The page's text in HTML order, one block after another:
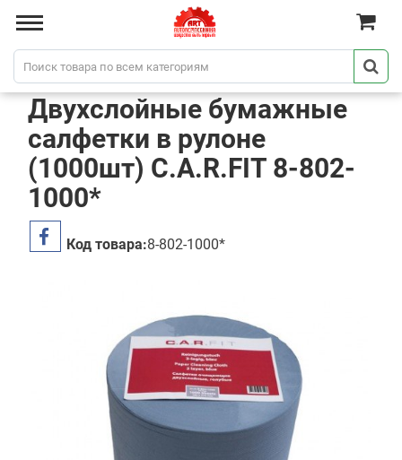
Двухслойные бумажные
салфетки в рулоне
(1000шт) C.A.R.FIT 8-802-
1000*
Код товара:8-802-1000*